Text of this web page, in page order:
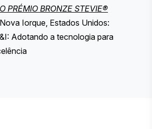
PRÉMIO BRONZE STEVIE®
Iorque, Estados Unidos:
Adotando a tecnologia para